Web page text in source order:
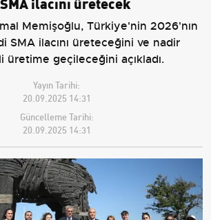
Memişoğlu, Türkiye'nin 2026'nın
SMA ilacını üreteceğini ve nadir
üretime geçileceğini açıkladı.
Yayın Tarihi:
20.09.2025 14:31
Güncelleme Tarihi:
20.09.2025 14:31